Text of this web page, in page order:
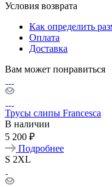
Условия возврата
Как определить
Оплата
Доставка
Вам может понравиться
Трусы слипы Francesca
В наличии
5 200 ₽
Подробнее
S 2XL